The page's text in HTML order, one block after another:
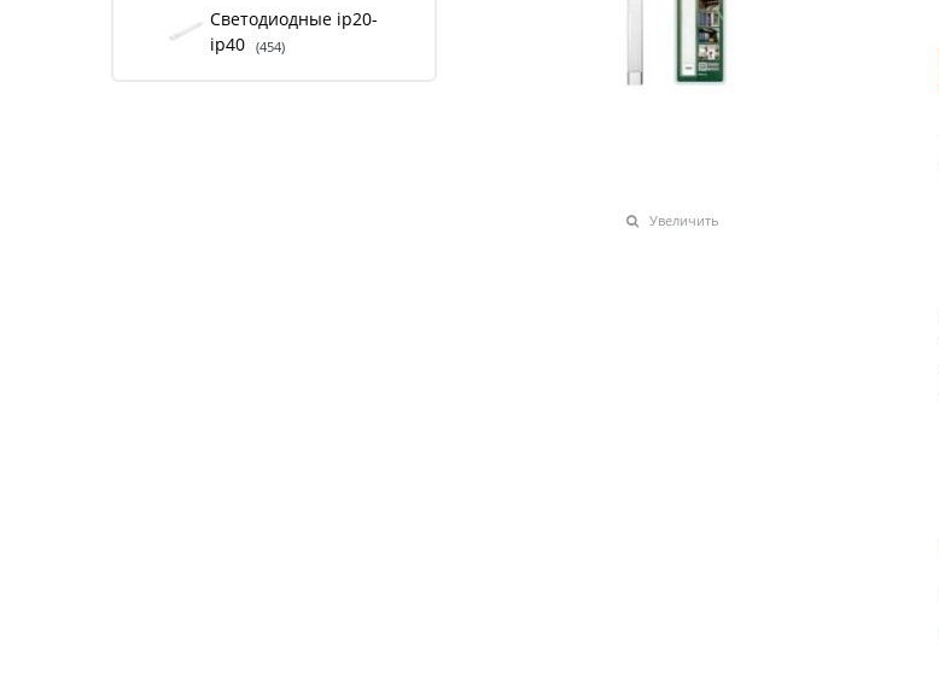
Светодиодные ip20-
ip40 (454)
Увеличить